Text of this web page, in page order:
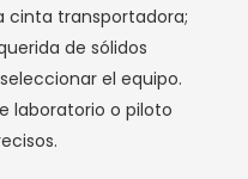
cinta transportadora;
de sólidos
el equipo.
laboratorio o piloto